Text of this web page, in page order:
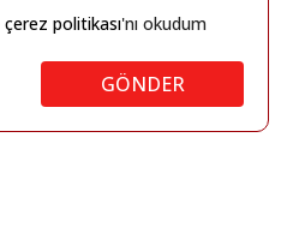
çerez politikası'nı okudum
GÖNDER